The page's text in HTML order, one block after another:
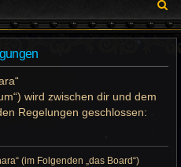
u
wird zwischen dir und dem
Regelungen geschlossen:
(im Folgenden „das Board“)